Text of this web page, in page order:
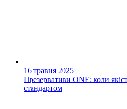
16 травня 2025
Презервативи ONE: коли
стандартом